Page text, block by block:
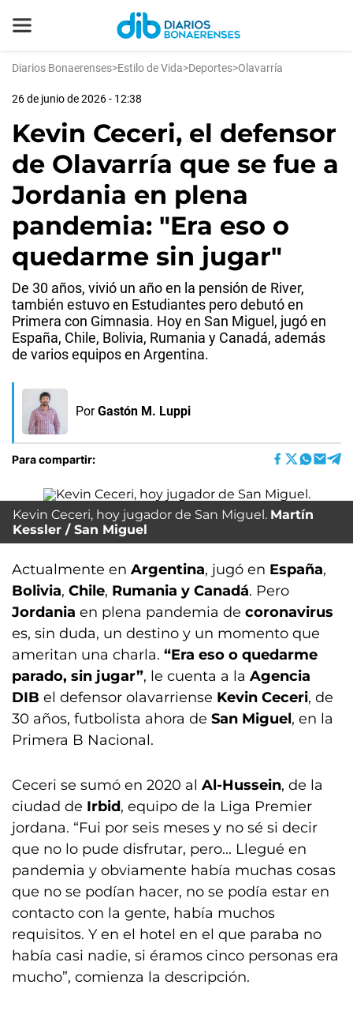
Diarios Bonaerenses>Estilo de Vida>Deportes>Olavarría
26 de junio de 2026 - 12:38
Kevin Ceceri, el defensor
de Olavarría que se fue a
Jordania en plena
pandemia: "Era eso o
quedarme sin jugar"
De 30 años, vivió un año en la pensión de River,
también estuvo en Estudiantes pero debutó en
Primera con Gimnasia. Hoy en San Miguel, jugó en
España, Chile, Bolivia, Rumania y Canadá, además
de varios equipos en Argentina.
Por Gastón M. Luppi
Para compartir:
Kevin Ceceri, hoy jugador de San Miguel. Martín
Kessler / San Miguel
Actualmente en Argentina, jugó en España,
Bolivia, Chile, Rumania y Canadá. Pero
Jordania en plena pandemia de coronavirus
es, sin duda, un destino y un momento que
ameritan una charla. “Era eso o quedarme
parado, sin jugar”, le cuenta a la Agencia
DIB el defensor olavarriense Kevin Ceceri, de
30 años, futbolista ahora de San Miguel, en la
Primera B Nacional.
Ceceri se sumó en 2020 al Al-Hussein, de la
ciudad de Irbid, equipo de la Liga Premier
jordana. “Fui por seis meses y no sé si decir
que no lo pude disfrutar, pero... Llegué en
pandemia y obviamente había muchas cosas
que no se podían hacer, no se podía estar en
contacto con la gente, había muchos
requisitos. Y en el hotel en el que paraba no
había casi nadie, si éramos cinco personas era
mucho”, comienza la descripción.